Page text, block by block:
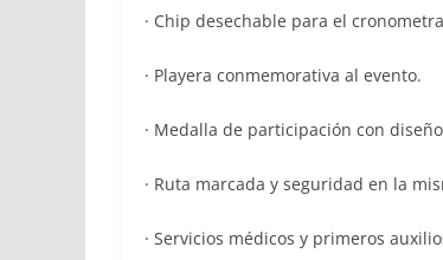
· Chip desechable para el
· Playera conmemorativa al evento.
· Medalla de participación con
· Ruta marcada y seguridad en la
· Servicios médicos y primeros